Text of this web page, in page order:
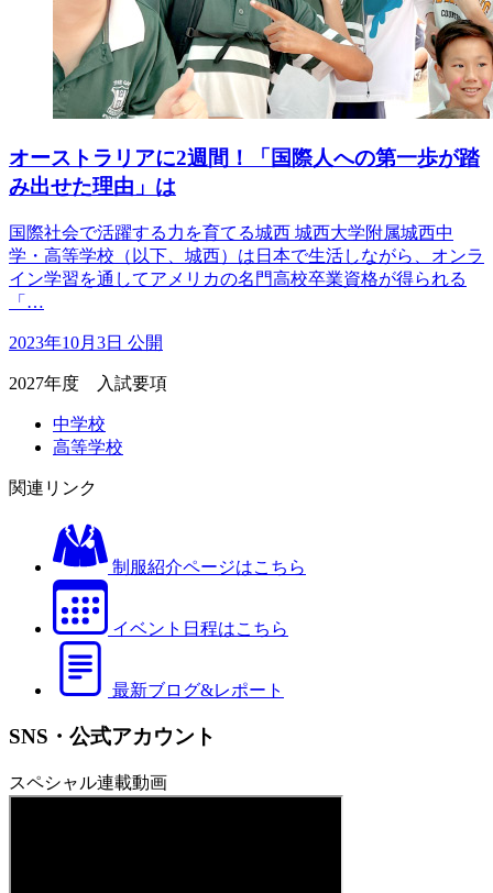
オーストラリアに2週間！「国際人への第一歩が踏
み出せた理由」は
国際社会で活躍する力を育てる城西 城西大学附属城西中
学・高等学校（以下、城西）は日本で生活しながら、オンラ
イン学習を通してアメリカの名門高校卒業資格が得られる
「…
2023年10月3日 公開
2027年度 入試要項
中学校
高等学校
関連リンク
制服紹介ページはこちら
イベント日程はこちら
最新ブログ&レポート
SNS・公式アカウント
スペシャル連載動画